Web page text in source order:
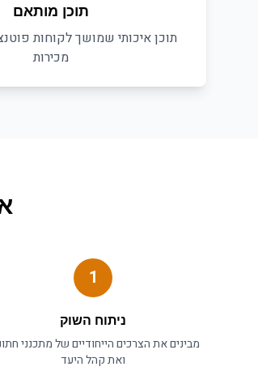
תוכן מותאם
תוכן איכותי שמושך לקוחות
מכירות
1
ניתוח השוק
מבינים את הצרכים הייחודיים שלמתכנני
ואת קהל היעד